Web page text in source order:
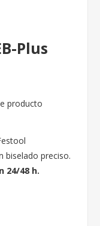
Plus
producto
biselado preciso.
24/48 h.